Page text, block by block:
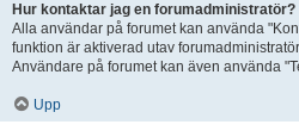
Hur kontaktar jag en forumadministratör?
Alla användar på forumet kan använda
funktion är aktiverad utav
Användare på forumet kan även använda
Upp